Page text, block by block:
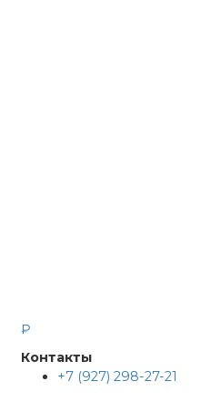
₽
Контакты
+7 (927) 298-27-21